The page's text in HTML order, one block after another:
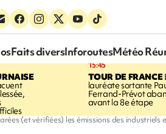
Faits diversInforoutesMétéo
15:45
TOUR DE FRANCE
lauréate sortante
Ferrand-Prévot
avant la 8e étape
(et vérifiées) les émissions des industriels